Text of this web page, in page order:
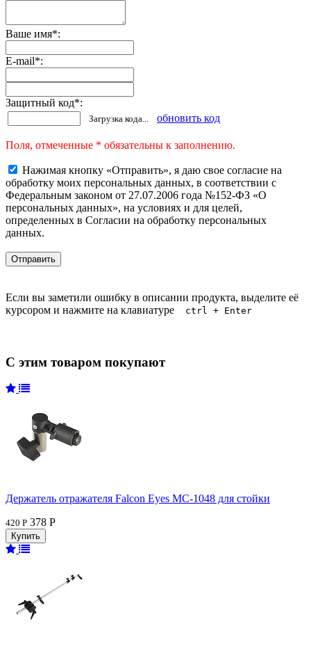
Ваше имя*:
E-mail*:
Защитный код*:
Загрузка кода... обновить код
Поля, отмеченные * обязательны к заполнению.
Нажимая кнопку «Отправить», я даю свое согласие на
обработку моих персональных данных, в соответствии с
Федеральным законом от 27.07.2006 года №152-ФЗ «О
персональных данных», на условиях и для целей,
определенных в Согласии на обработку персональных
данных.
Если вы заметили ошибку в описании продукта, выделите её
курсором и нажмите на клавиатуре
ctrl + Enter
С этим товаром покупают
Держатель отражателя Falcon Eyes MC-1048 для стойки
420 Р 378 Р